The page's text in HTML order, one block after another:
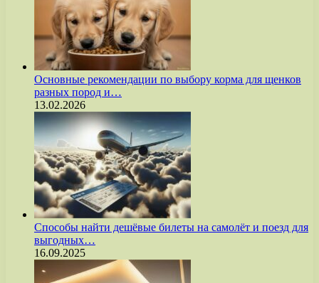
Основные рекомендации по выбору корма для щенков
разных пород и…
13.02.2026
Способы найти дешёвые билеты на самолёт и поезд для
выгодных…
16.09.2025